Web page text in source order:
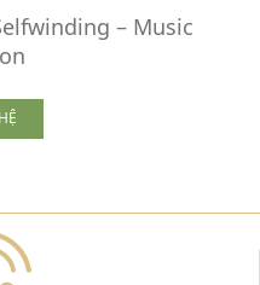
– Music